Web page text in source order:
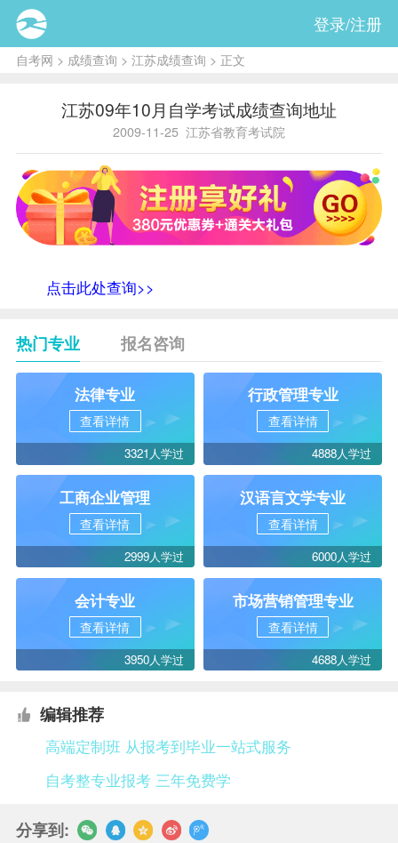
登录/注册
自考网 > 成绩查询 > 江苏成绩查询 > 正文
江苏09年10月自学考试成绩查询地址
2009-11-25 江苏省教育考试院
点击此处查询>>
热门专业 报名咨询
法律专业
查看详情
3321人学过
行政管理专业
查看详情
4888人学过
工商企业管理
查看详情
2999人学过
汉语言文学专业
查看详情
6000人学过
会计专业
查看详情
3950人学过
市场营销管理专业
查看详情
4688人学过
编辑推荐
高端定制班 从报考到毕业一站式服务
自考整专业报考 三年免费学
分享到: